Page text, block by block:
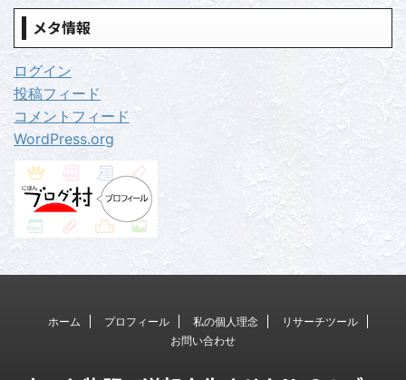
メタ情報
ログイン
投稿フィード
コメントフィード
WordPress.org
ホーム プロフィール 私の個人理念
リサーチツール
お問い合わせ